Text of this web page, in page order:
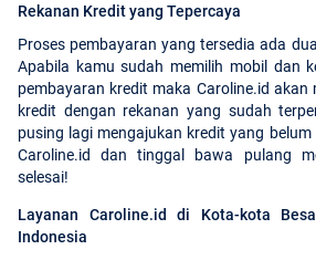
Rekanan Kredit yang Tepercaya
Proses pembayaran yang tersedia ada
Apabila kamu sudah memilih mobil dan
pembayaran kredit maka Caroline.id akan
kredit dengan rekanan yang sudah
pusing lagi mengajukan kredit yang
Caroline.id dan tinggal bawa pulang
selesai!
Layanan Caroline.id di Kota-kota
Indonesia